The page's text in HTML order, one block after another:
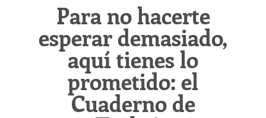
Para no hacerte
esperar demasiado,
aquí tienes lo
prometido: el
Cuaderno de